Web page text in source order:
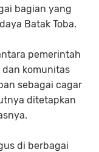
bagian yang
Batak Toba.
pemerintah
komunitas
sebagai cagar
ditetapkan
di berbagai